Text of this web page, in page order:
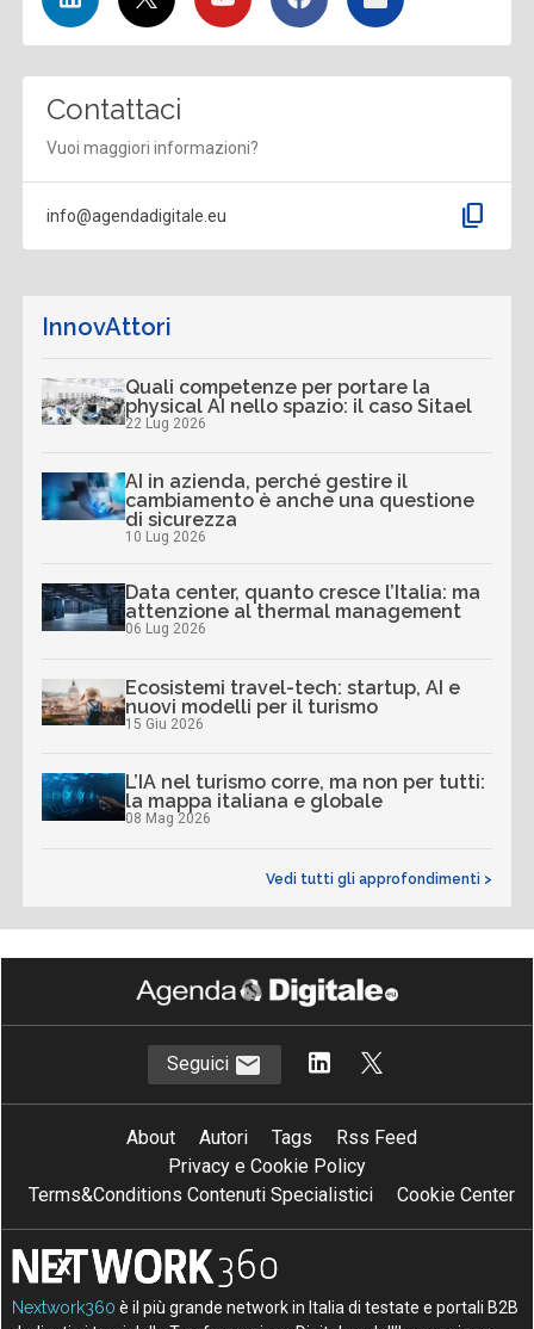
Contattaci
Vuoi maggiori informazioni?
info@agendadigitale.eu content_copy
InnovAttori
Quali competenze per portare la
physical AI nello spazio: il caso Sitael
22 Lug 2026
AI in azienda, perché gestire il
cambiamento è anche una questione
di sicurezza
10 Lug 2026
Data center, quanto cresce l’Italia: ma
attenzione al thermal management
06 Lug 2026
Ecosistemi travel-tech: startup, AI e
nuovi modelli per il turismo
15 Giu 2026
L’IA nel turismo corre, ma non per tutti:
la mappa italiana e globale
08 Mag 2026
Vedi tutti gli approfondimenti >
Seguici
About Autori Tags
Rss Feed
Privacy e Cookie Policy
Terms&Conditions Contenuti Specialistici
Cookie Center
Nextwork360 è il più grande network in Italia di testate e portali B2B